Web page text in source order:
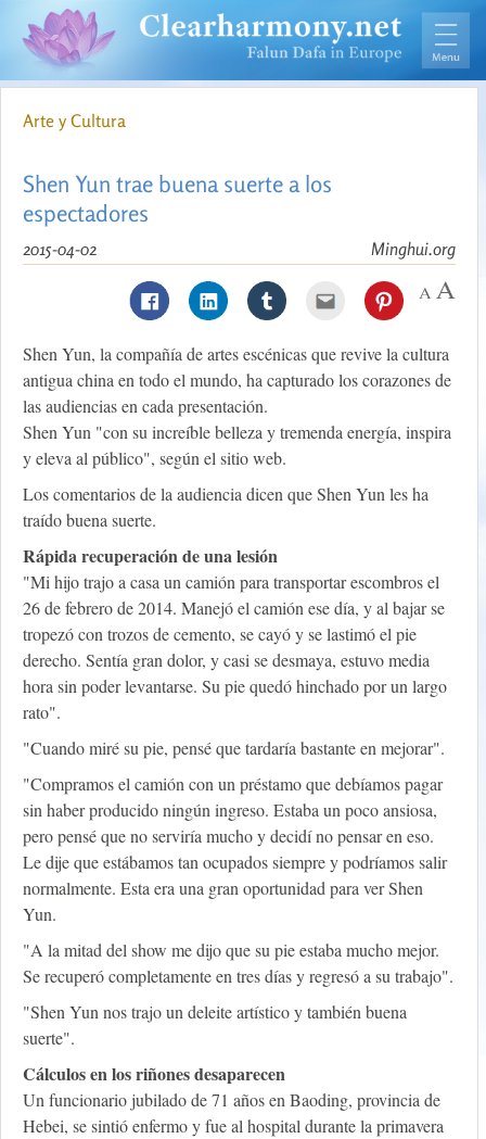
Arte y Cultura
Shen Yun trae buena suerte a los
espectadores
Minghui.org
2015-04-02
Shen Yun, la compañía de artes escénicas que revive la cultura
antigua china en todo el mundo, ha capturado los corazones de
las audiencias en cada presentación.
Shen Yun "con su increíble belleza y tremenda energía, inspira
y eleva al público", según el sitio web.
Los comentarios de la audiencia dicen que Shen Yun les ha
traído buena suerte.
Rápida recuperación de una lesión
"Mi hijo trajo a casa un camión para transportar escombros el
26 de febrero de 2014. Manejó el camión ese día, y al bajar se
tropezó con trozos de cemento, se cayó y se lastimó el pie
derecho. Sentía gran dolor, y casi se desmaya, estuvo media
hora sin poder levantarse. Su pie quedó hinchado por un largo
rato".
"Cuando miré su pie, pensé que tardaría bastante en mejorar".
"Compramos el camión con un préstamo que debíamos pagar
sin haber producido ningún ingreso. Estaba un poco ansiosa,
pero pensé que no serviría mucho y decidí no pensar en eso.
Le dije que estábamos tan ocupados siempre y podríamos salir
normalmente. Esta era una gran oportunidad para ver Shen
Yun.
"A la mitad del show me dijo que su pie estaba mucho mejor.
Se recuperó completamente en tres días y regresó a su trabajo".
"Shen Yun nos trajo un deleite artístico y también buena
suerte".
Cálculos en los riñones desaparecen
Un funcionario jubilado de 71 años en Baoding, provincia de
Hebei, se sintió enfermo y fue al hospital durante la primavera